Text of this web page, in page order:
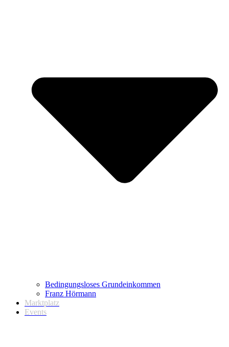
Bedingungsloses Grundeinkommen
Franz Hörmann
Marktplatz
Events